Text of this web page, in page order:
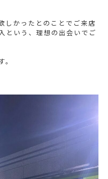
しかったとのことでご来店
という、理想の出会いでご